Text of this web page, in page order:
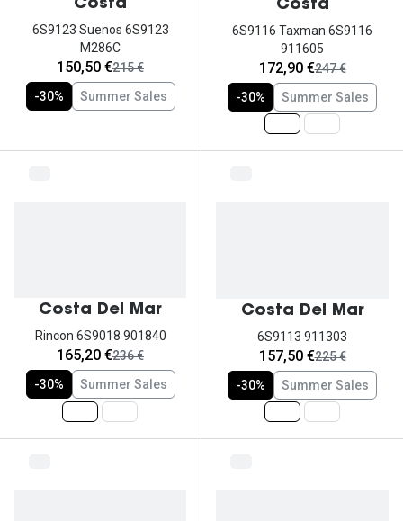
Costa
6S9123 Suenos 6S9123
M286C
agora:
150,50 €era:
215 €
-30%
Summer Sales
Costa
6S9116 Taxman 6S9116
911605
agora:
172,90 €era:
247 €
-30%
Summer Sales
Costa Del Mar
Rincon 6S9018 901840
agora:
165,20 €era:
236 €
-30%
Summer Sales
Costa Del Mar
6S9113 911303
agora:
157,50 €era:
225 €
-30%
Summer Sales